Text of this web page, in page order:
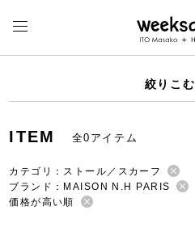
絞りこむ
ITEM 全0アイテム
カテゴリ：ストール／スカーフ
ブランド：MAISON N.H PARIS
価格が高い順